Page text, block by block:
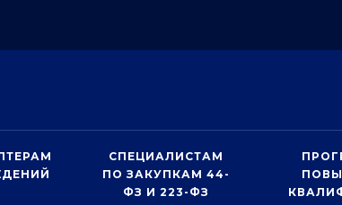
СПЕЦИАЛИСТАМ
ПО ЗАКУПКАМ 44-
ФЗ И 223-ФЗ